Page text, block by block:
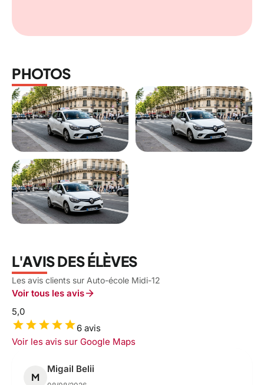
PHOTOS
L'AVIS DES ÉLÈVES
Les avis clients sur Auto-école Midi-12
Voir tous les avisarrow_forward
5,0
starstarstarstarstar6 avis
Voir les avis sur Google Maps
M
Migail Belii